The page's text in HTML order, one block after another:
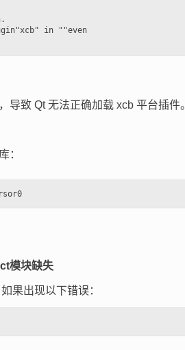
in ""even
导致 Qt 无法正确加载 xcb 平台插件
：
sudo apt-get install libxcb-cursor0
模块缺失
果出现以下错误：